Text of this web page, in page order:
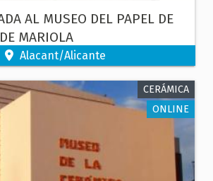
AL MUSEO DEL PAPEL DE
MARIOLA
Alacant/Alicante
CERÁMICA
ONLINE